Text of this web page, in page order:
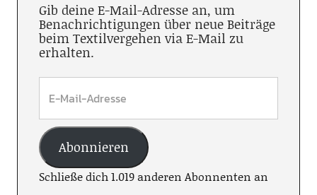
Gib deine E-Mail-Adresse an, um
Benachrichtigungen über neue Beiträge
beim Textilvergehen via E-Mail zu
erhalten.
Abonnieren
Schließe dich 1.019 anderen Abonnenten an